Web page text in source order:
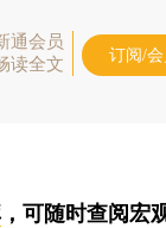
通会员
读全文
订阅/
，可随时查阅宏